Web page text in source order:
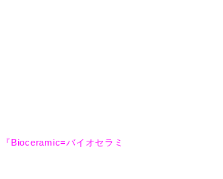
『Bioceramic=バイオセラミ